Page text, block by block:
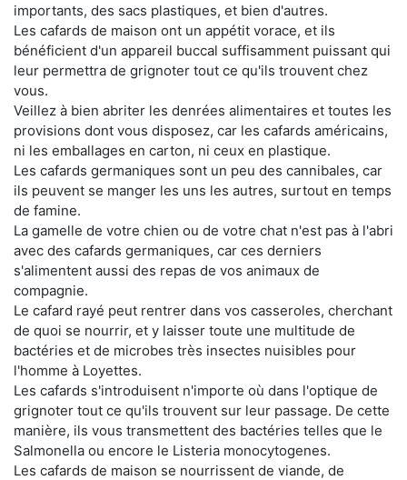
importants, des sacs plastiques, et bien d'autres.
Les cafards de maison ont un appétit vorace, et ils
bénéficient d'un appareil buccal suffisamment puissant qui
leur permettra de grignoter tout ce qu'ils trouvent chez
vous.
Veillez à bien abriter les denrées alimentaires et toutes les
provisions dont vous disposez, car les cafards américains,
ni les emballages en carton, ni ceux en plastique.
Les cafards germaniques sont un peu des cannibales, car
ils peuvent se manger les uns les autres, surtout en temps
de famine.
La gamelle de votre chien ou de votre chat n'est pas à l'abri
avec des cafards germaniques, car ces derniers
s'alimentent aussi des repas de vos animaux de
compagnie.
Le cafard rayé peut rentrer dans vos casseroles, cherchant
de quoi se nourrir, et y laisser toute une multitude de
bactéries et de microbes très insectes nuisibles pour
l'homme à Loyettes.
Les cafards s'introduisent n'importe où dans l'optique de
grignoter tout ce qu'ils trouvent sur leur passage. De cette
manière, ils vous transmettent des bactéries telles que le
Salmonella ou encore le Listeria monocytogenes.
Les cafards de maison se nourrissent de viande, de